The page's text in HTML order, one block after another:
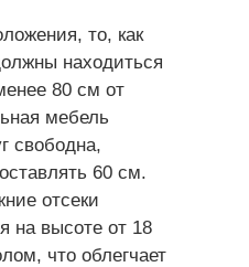
то, как
находиться
80 см от
мебель
свободна,
60 см.
отсеки
на высоте от 18
что облегчает